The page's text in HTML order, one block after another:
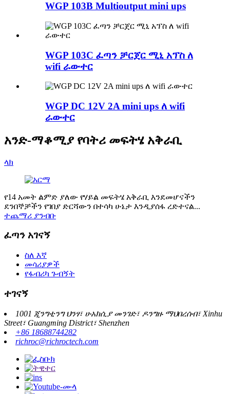
WGP 103B Multioutput mini ups
WGP 103C ፈጣን ቻርጀር ሚኒ አፕስ ለ
wifi ራውተር
WGP DC 12V 2A mini ups ለ wifi
ራውተር
አንድ-ማቆሚያ የባትሪ መፍትሄ አቅራቢ
ላክ
የ14 አመት ልምድ ያለው የሃይል መፍትሄ አቅራቢ እንደመሆናችን
ደንበኞቻችን የገበያ ድርሻውን በተሳካ ሁኔታ እንዲያሰፋ ረድተናል...
ተጨማሪ ያንብቡ
ፈጣን አገናኝ
ስለ እኛ
መሳሪያዎች
የፋብሪካ ጉብኝት
ተገናኝ
1001 ጂንግቲንግ ህንፃ፣ ሁአክሲያ መንገድ፣ ዶንግዙ ማህበረሰብ፣ Xinhu
Street፣ Guangming District፣ Shenzhen
+86 18688744282
richroc@richroctech.com